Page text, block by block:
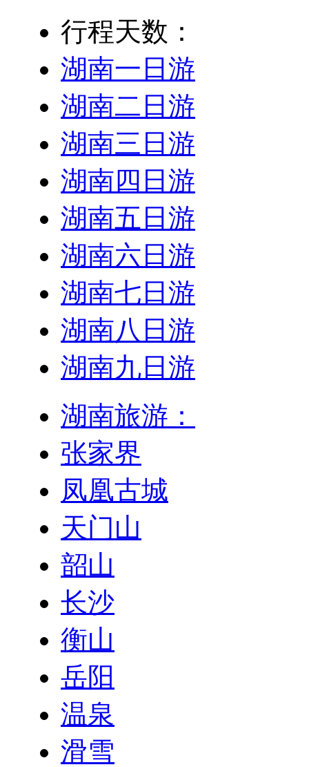
行程天数：
湖南一日游
湖南二日游
湖南三日游
湖南四日游
湖南五日游
湖南六日游
湖南七日游
湖南八日游
湖南九日游
湖南旅游：
张家界
凤凰古城
天门山
韶山
长沙
衡山
岳阳
温泉
滑雪